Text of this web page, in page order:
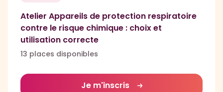
Atelier Appareils de protection respiratoire
contre le risque chimique : choix et
utilisation correcte
13 places disponibles
Je m'inscris